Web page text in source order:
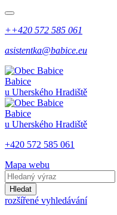
++420 572 585 061
asistentka@babice.eu
Babice
u Uherského Hradiště
Babice
u Uherského Hradiště
+420 572 585 061
Mapa webu
Hledat
rozšířené vyhledávání